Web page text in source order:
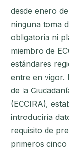
desde enero
ninguna toma
obligatoria ni
miembro de
estándares
entre en vigor.
de la
(ECCIRA),
introduciría
requisito de
primeros cinco